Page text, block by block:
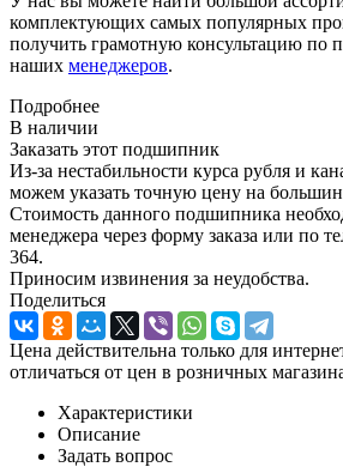
комплектующих самых популярных
получить грамотную консультацию по
наших менеджеров.
Подробнее
В наличии
Заказать этот подшипник
Из-за нестабильности курса рубля и
можем указать точную цену на
Стоимость данного подшипника
менеджера через форму заказа или по
364.
Приносим извинения за неудобства.
Поделиться
Цена действительна только для
отличаться от цен в розничных
Характеристики
Описание
Задать вопрос